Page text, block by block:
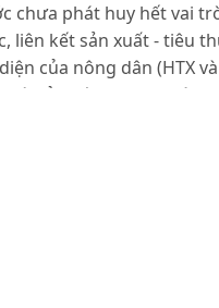
chưa phát huy hết vai
liên kết sản xuất - tiêu
của nông dân (HTX và
trò của mình trong việc